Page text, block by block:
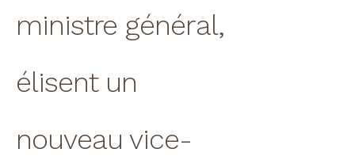
ministre général,
élisent un
nouveau vice-